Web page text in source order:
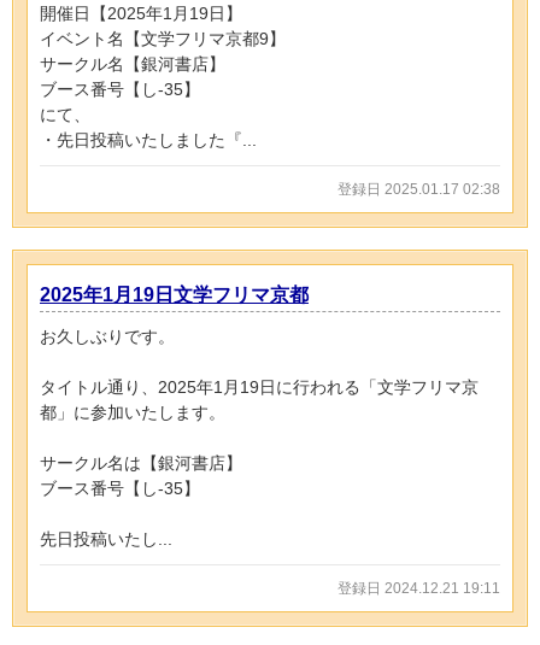
開催日【2025年1月19日】
イベント名【文学フリマ京都9】
サークル名【銀河書店】
ブース番号【し-35】
にて、
・先日投稿いたしました『...
登録日 2025.01.17 02:38
2025年1月19日文学フリマ京都
お久しぶりです。
タイトル通り、2025年1月19日に行われる「文学フリマ京
都」に参加いたします。
サークル名は【銀河書店】
ブース番号【し-35】
先日投稿いたし...
登録日 2024.12.21 19:11